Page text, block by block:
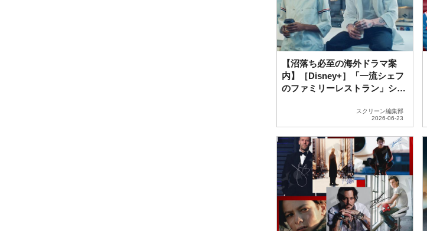
【沼落ち必至の海外ドラマ案
内】［Disney+］「一流シェフ
のファミリーレストラン」シー
スクリーン編集部